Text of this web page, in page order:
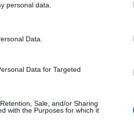
personal data.
Data.
Data for Targeted
Sale, and/or Sharing
with the Purposes for which it
τα έξοδα. Η είσοδος
την όλο και
παιδιά, στο ετήσιο
Antinazi Zone - YRE τα